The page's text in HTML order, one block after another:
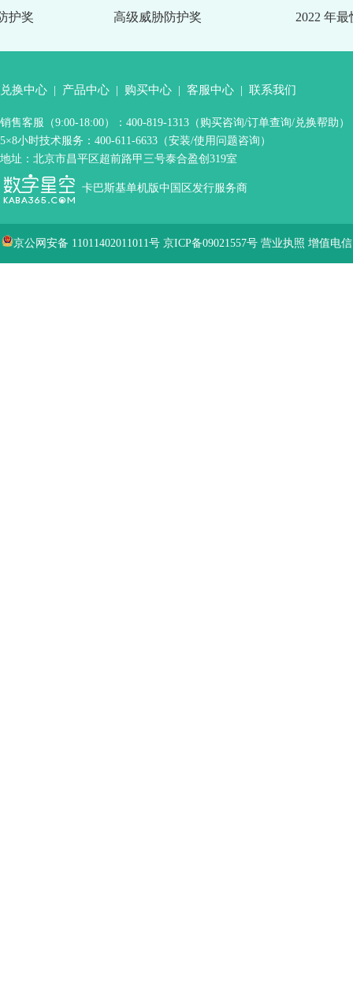
护奖 高级威胁防护奖 2022 年
兑换中心 | 产品中心 | 购买中心 | 客服中心 | 联系我们
销售客服（9:00-18:00）：400-819-1313（购买咨询/订单查询/兑换帮助）
5×8小时技术服务：400-611-6633（安装/使用问题咨询）
地址：北京市昌平区超前路甲三号泰合盈创319室
卡巴斯基单机版中国区发行服务商
京公网安备 11011402011011号 京ICP备09021557号 营业执照 增值电信